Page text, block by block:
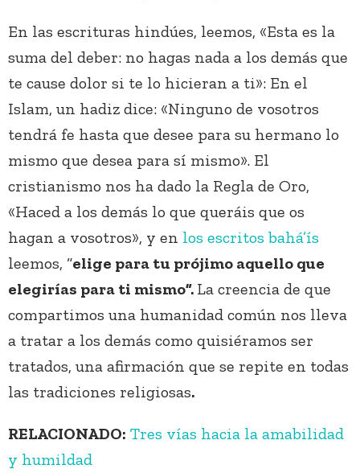
En las escrituras hindúes, leemos, «Esta es la
suma del deber: no hagas nada a los demás que
te cause dolor si te lo hicieran a ti»: En el
Islam, un hadiz dice: «Ninguno de vosotros
tendrá fe hasta que desee para su hermano lo
mismo que desea para sí mismo». El
cristianismo nos ha dado la Regla de Oro,
«Haced a los demás lo que queráis que os
hagan a vosotros», y en los escritos bahá’ís
leemos, “elige para tu prójimo aquello que
elegirías para ti mismo”. La creencia de que
compartimos una humanidad común nos lleva
a tratar a los demás como quisiéramos ser
tratados, una afirmación que se repite en todas
las tradiciones religiosas.
RELACIONADO: Tres vías hacia la amabilidad
y humildad